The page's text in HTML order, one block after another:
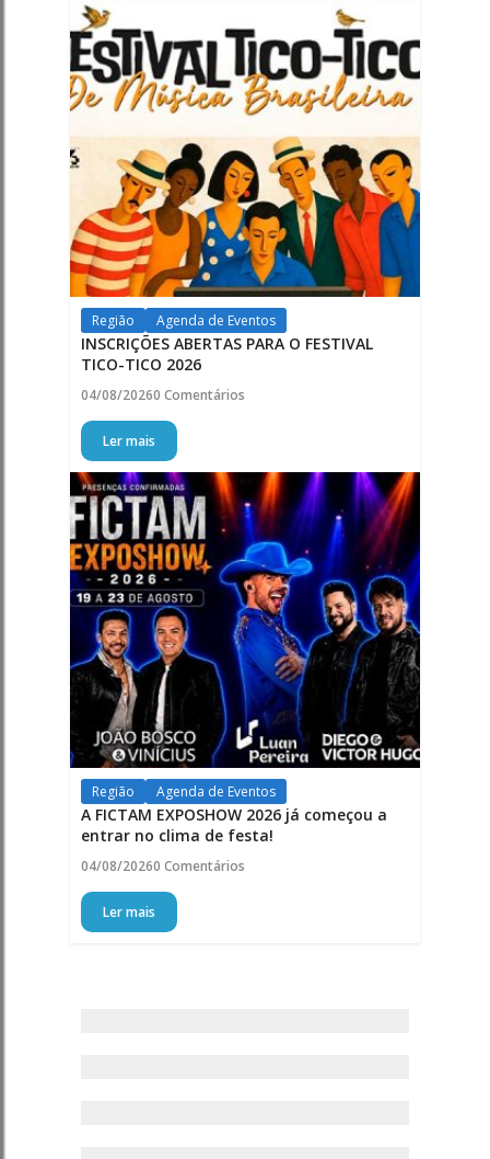
Região Agenda de Eventos
INSCRIÇÕES ABERTAS PARA O FESTIVAL
TICO-TICO 2026
04/08/20260 Comentários
Ler mais
Região Agenda de Eventos
A FICTAM EXPOSHOW 2026 já começou a
entrar no clima de festa!
04/08/20260 Comentários
Ler mais